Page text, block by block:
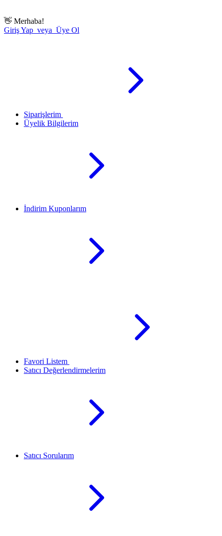
👋 Merhaba!
Giriş Yap veya Üye Ol
Siparişlerim
Üyelik Bilgilerim
İndirim Kuponlarım
Favori Listem
Satıcı Değerlendirmelerim
Satıcı Sorularım